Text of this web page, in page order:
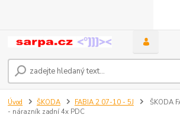
Úvod ŠKODA FABIA 2 07-10 - 5J
ŠKODA
- nárazník zadní 4x PDC